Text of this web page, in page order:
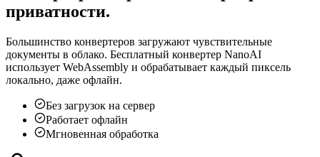
приватности.
Большинство конвертеров загружают чувствительные
документы в облако. Бесплатный конвертер NanoAI
использует WebAssembly и обрабатывает каждый пиксель
локально, даже офлайн.
Без загрузок на сервер
Работает офлайн
Мгновенная обработка